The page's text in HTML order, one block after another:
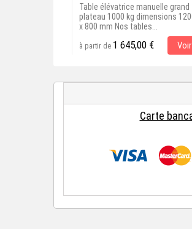
Table élévatrice manuelle grand
plateau 1000 kg dimensions
x 800 mm Nos tables...
à partir de 1 645,00 € Voir
Carte